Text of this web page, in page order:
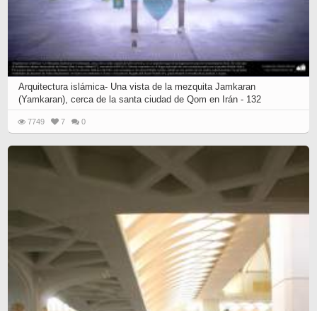
Arquitectura islámica- Una vista de la mezquita Jamkaran
(Yamkaran), cerca de la santa ciudad de Qom en Irán - 132
7749 7 0